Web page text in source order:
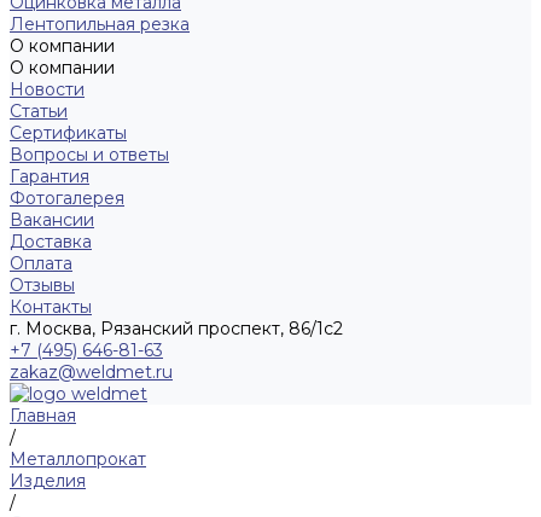
Лентопильная резка
О компании
О компании
Новости
Статьи
Сертификаты
Вопросы и ответы
Гарантия
Фотогалерея
Вакансии
Доставка
Оплата
Отзывы
Контакты
г. Москва, Рязанский проспект, 86/1с2
+7 (495) 646-81-63
zakaz@weldmet.ru
Главная
/
Металлопрокат
Изделия
/